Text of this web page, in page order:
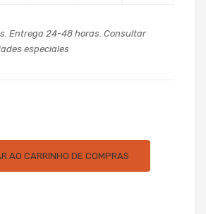
Entrega 24-48 horas. Consultar
especiales
AO CARRINHO DE COMPRAS